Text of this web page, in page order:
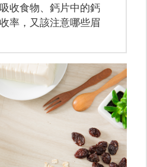
收食物、鈣片中的鈣
率，又該注意哪些眉